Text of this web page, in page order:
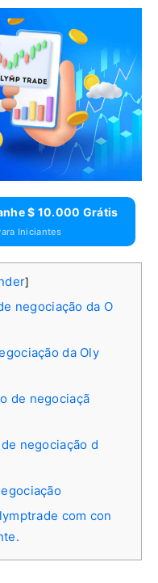
$ 10.000 Grátis
Iniciantes
]
negociação da O
da Oly
de negociaçã
negociação d
com con